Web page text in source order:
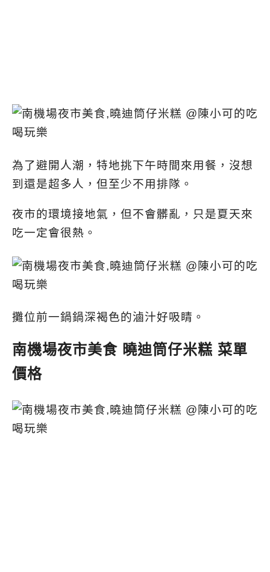
為了避開人潮，特地挑下午時間來用餐，沒想
到還是超多人，但至少不用排隊。
夜市的環境接地氣，但不會髒亂，只是夏天來
吃一定會很熱。
攤位前一鍋鍋深褐色的滷汁好吸睛。
南機場夜市美食 曉迪筒仔米糕 菜單
價格